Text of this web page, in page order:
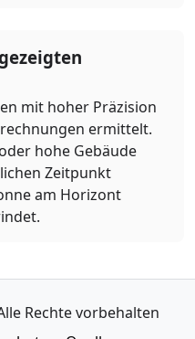
mit hoher Präzision
ermittelt.
hohe Gebäude
Zeitpunkt
am Horizont
Rechte vorbehalten